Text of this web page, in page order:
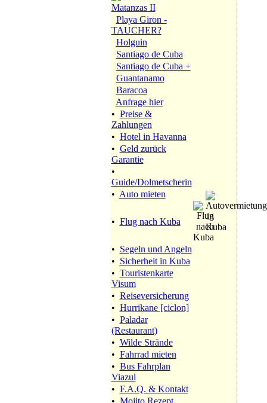
Matanzas II
Playa Giron -
TAUCHER?
Holguin
Santiago de Cuba
Santiago de Cuba +
Guantanamo
Baracoa
Anfrage hier
• Preise &
Zahlungen
• Hotel in Havanna
• Geld zurück
Garantie
•
Guide/Dolmetscherin
• Auto mieten
• Flug nach Kuba
• Segeln und Angeln
• Sicherheit in Kuba
• Touristenkarte
Visum
• Reiseversicherung
• Hurrikane [ciclon]
• Paladar
(Restaurant)
• Wilde Strände
• Fahrrad mieten
• Bus Fahrplan
Viazul
• F.A.Q. & Kontakt
• Mojito Rezept